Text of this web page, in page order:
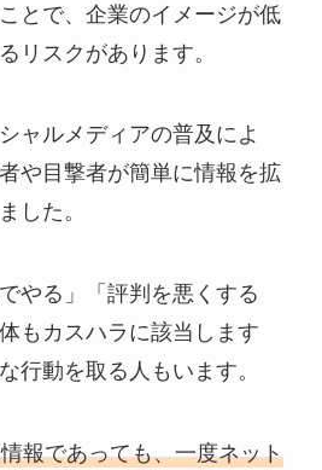
とで、企業のイメージが低
リスクがあります。
ャルメディアの普及によ
や目撃者が簡単に情報を拡
した。
やる」「評判を悪くする
もカスハラに該当します
行動を取る人もいます。
報であっても、一度ネット